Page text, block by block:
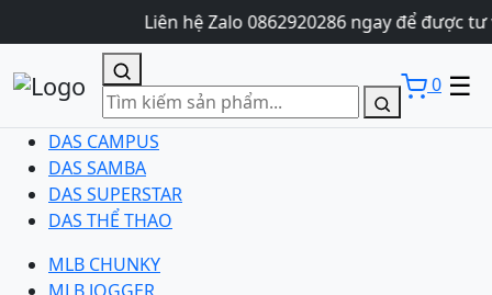
Liên hệ Zalo 0862920286 ngay để được
0 ☰
DAS CAMPUS
DAS SAMBA
DAS SUPERSTAR
DAS THỂ THAO
MLB CHUNKY